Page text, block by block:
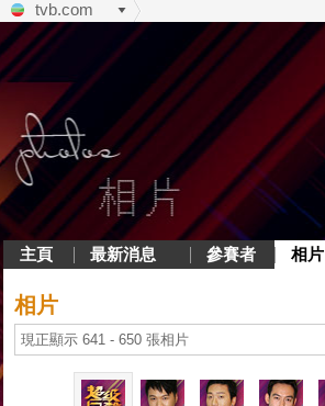
tvb.com
主頁 最新消息 參賽者 相片
相片
現正顯示 641 - 650 張相片